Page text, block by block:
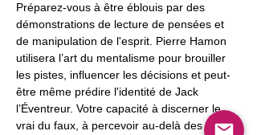
Préparez-vous à être éblouis par des
démonstrations de lecture de pensées et
de manipulation de l'esprit. Pierre Hamon
utilisera l’art du mentalisme pour brouiller
les pistes, influencer les décisions et peut-
être même prédire l'identité de Jack
l’Éventreur. Votre capacité à discerner le
vrai du faux, à percevoir au-delà des